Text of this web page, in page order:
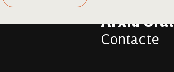
Arxiu Oral
Contacte